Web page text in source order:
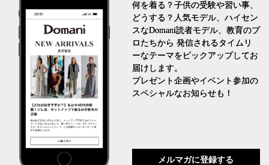
何を着る？子供の受験や習い事、
どうする？人気モデル、ハイセン
スなDomani読者モデル、教育のプ
ロたちから 発信されるタイムリ
ーなテーマをピックアップしてお
届けします。
プレゼント企画やイベント参加の
スペシャルなお知らせも！
メルマガに登録する